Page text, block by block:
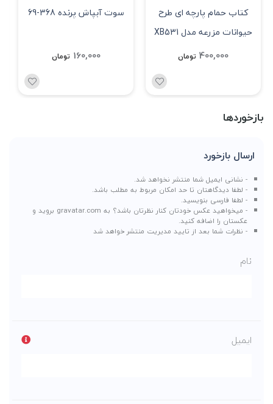
کتاب حمام پارچه ای طرح
حیوانات مزرعه مدل XB531
400,000 تومان
سوت آبپاش پرنده 368-69
160,000 تومان
بازخوردها
ارسال بازخورد
- نشانی ایمیل شما منتشر نخواهد شد.
- لطفا دیدگاهتان تا حد امکان مربوط به مطلب باشد.
- لطفا فارسی بنویسید.
- میخواهید عکس خودتان کنار نظرتان باشد؟ به gravatar.com بروید و
عکستان را اضافه کنید.
- نظرات شما بعد از تایید مدیریت منتشر خواهد شد
نام
ایمیل